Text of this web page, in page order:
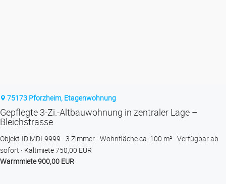
75173 Pforzheim, Etagenwohnung
Gepflegte 3-Zi.-Altbauwohnung in zentraler Lage –
Bleichstrasse
Objekt-ID MDI-9999 3 Zimmer Wohnfläche ca. 100 m² Verfügbar ab
sofort
Kaltmiete 750,00 EUR
Warmmiete 900,00 EUR